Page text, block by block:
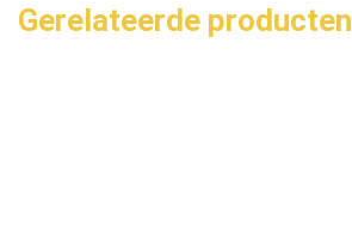
Gerelateerde producten